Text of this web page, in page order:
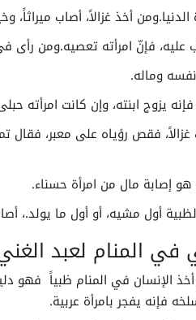
أخذ غزالاً، أصاب ميراثاً،
عليه، فإنّ امرأته تعصيه.ومن
وماله.
يزوج ابنته، وإن كانت امرأته
فقص رؤياه على معبر، فقال
إصابة مال من امرأة حسناء.
أول مشيه، أو أول ما يولد.،
في المنام لعبد
الإنسان في المنام ظبياً فهو
فإنه يفجر بامرأة عربية.
حرف النون
في المنام